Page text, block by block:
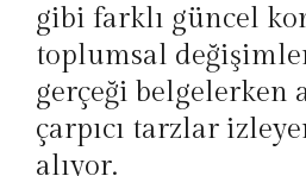
gibi farklı güncel
toplumsal
gerçeği belgelerken
çarpıcı tarzlar
alıyor.